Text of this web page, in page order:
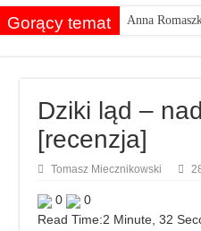
Gorący temat Anna
Najciekawsze
Dziki ląd –
[recenzja]
Tomasz Miecznikowski
0
0
Read Time:2 Minute, 32